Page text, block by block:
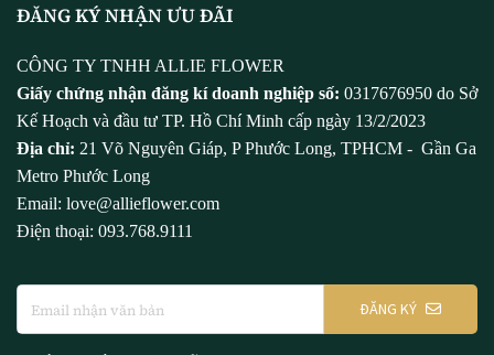
ĐĂNG KÝ NHẬN ƯU ĐÃI
CÔNG TY TNHH ALLIE FLOWER
Giấy chứng nhận đăng kí doanh nghiệp số: 0317676950 do Sở
Kế Hoạch và đầu tư TP. Hồ Chí Minh cấp ngày 13/2/2023
Địa chỉ: 21 Võ Nguyên Giáp, P Phước Long, TPHCM - Gần Ga
Metro Phước Long
Email: love@allieflower.com
Điện thoại: 093.768.9111
ĐĂNG KÝ